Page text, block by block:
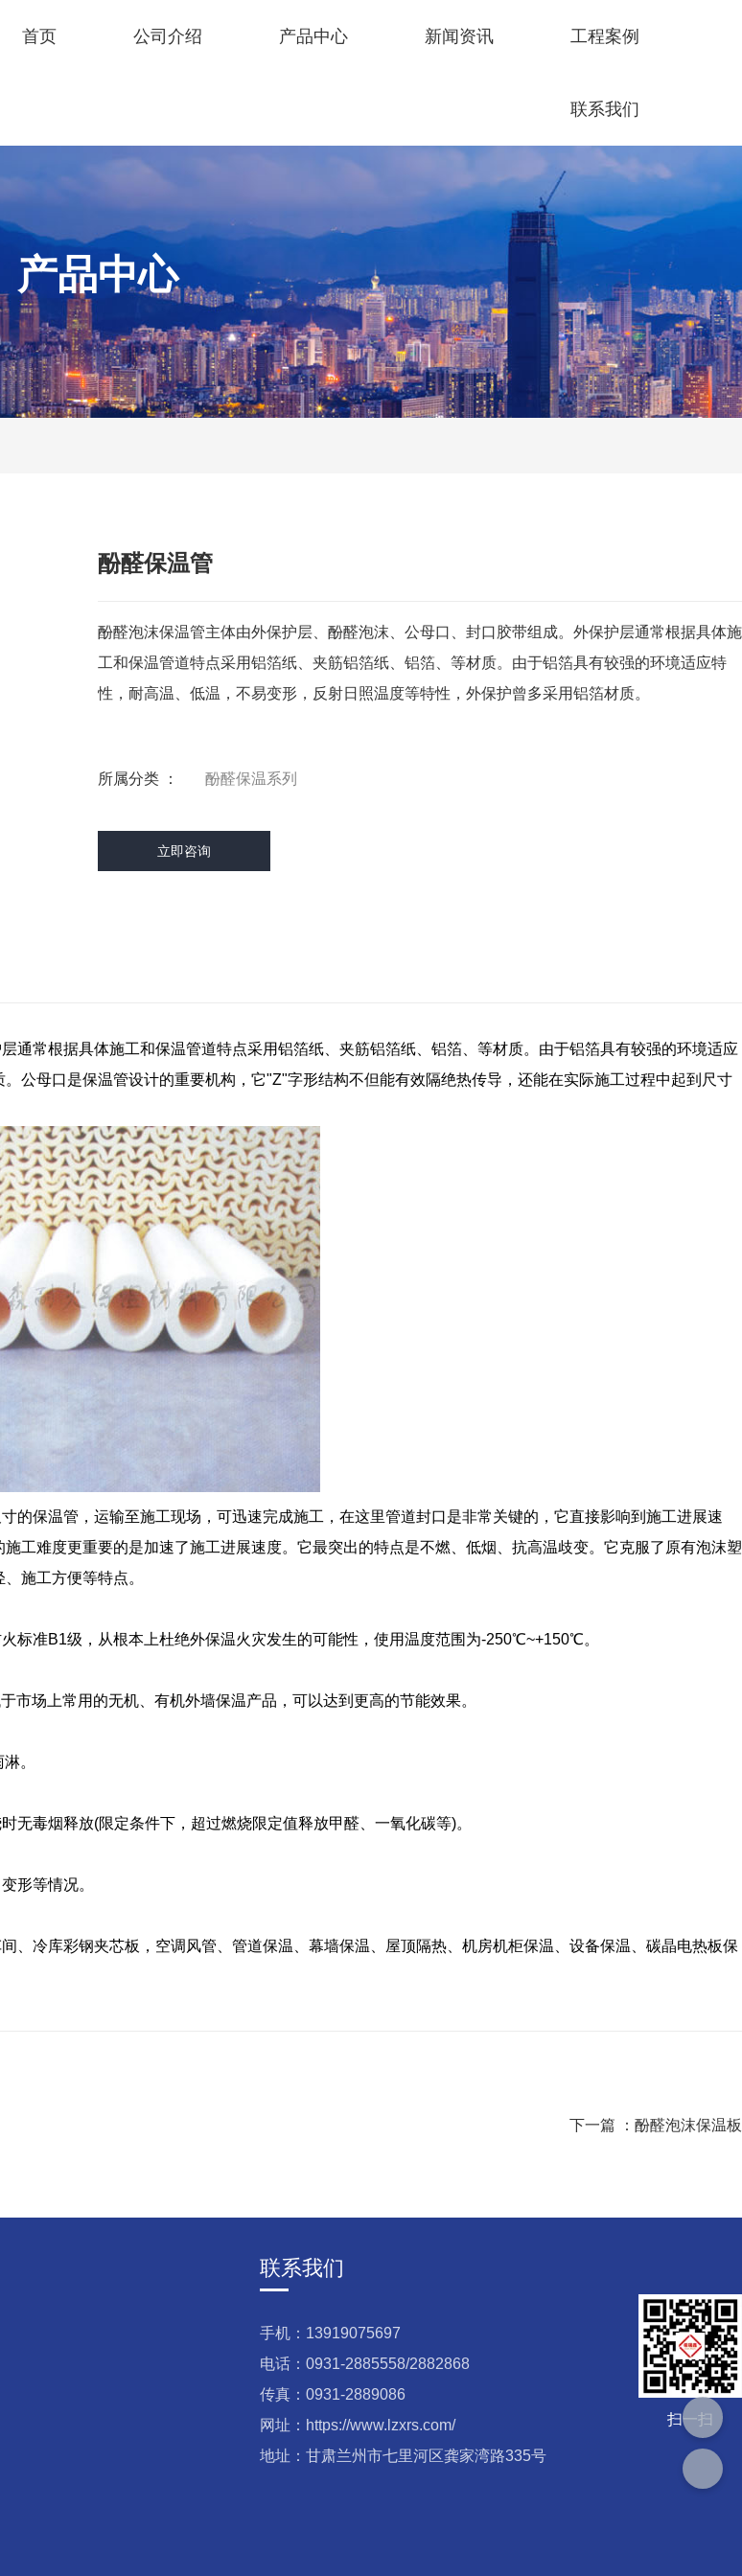
首页 公司介绍 产品中心 新闻资讯 工程案例
联系我们
产品中心
酚醛保温管
酚醛泡沫保温管主体由外保护层、酚醛泡沫、公母口、封口胶带组成。外保护层通常根据具体施
工和保温管道特点采用铝箔纸、夹筋铝箔纸、铝箔、等材质。由于铝箔具有较强的环境适应特
性，耐高温、低温，不易变形，反射日照温度等特性，外保护曾多采用铝箔材质。
所属分类 ： 酚醛保温系列
立即咨询
通常根据具体施工和保温管道特点采用铝箔纸、夹筋铝箔纸、铝箔、等材质。由于铝箔具有较强的环境适应
公母口是保温管设计的重要机构，它"Z"字形结构不但能有效隔绝热传导，还能在实际施工过程中起到尺寸
的保温管，运输至施工现场，可迅速完成施工，在这里管道封口是非常关键的，它直接影响到施工进展速
工难度更重要的是加速了施工进展速度。 它最突出的特点是不燃、低烟、抗高温歧变。它克服了原有泡沫塑
施工方便等特点。
标准B1级，从根本上杜绝外保温火灾发生的可能性，使用温度范围为-250℃~+150℃。
市场上常用的无机、有机外墙保温产品，可以达到更高的节能效果。
。
毒烟释放(限定条件下，超过燃烧限定值释放甲醛、一氧化碳等)。
形等情况。
、冷库彩钢夹芯板，空调风管、管道保温、幕墙保温、屋顶隔热、机房机柜保温、设备保温、碳晶电热板保
下一篇 ： 酚醛泡沫保温板
联系我们
手机：13919075697
电话：0931-2885558/2882868
传真：0931-2889086
网址：https://www.lzxrs.com/
地址：甘肃兰州市七里河区龚家湾路335号
扫一扫